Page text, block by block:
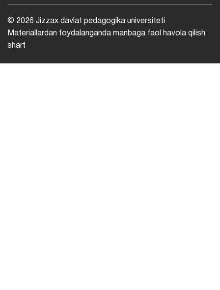
© 2026 Jizzax davlat pedagogika universiteti
Materiallardan foydalanganda manbaga faol havola qilish
shart